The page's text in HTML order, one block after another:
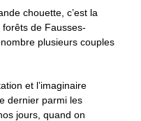
chouette, c’est la
de Fausses-
plusieurs couples
et l’imaginaire
dernier parmi les
jours, quand on